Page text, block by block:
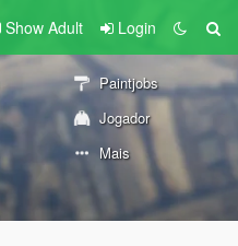
Show Adult Login
Paintjobs
Jogador
Mais